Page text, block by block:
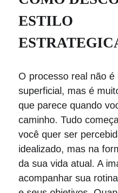
ESTILO
O processo real não é
superficial, mas é
que parece quando
caminho. Tudo
você quer ser
idealizado, mas na
da sua vida atual. A
acompanhar sua